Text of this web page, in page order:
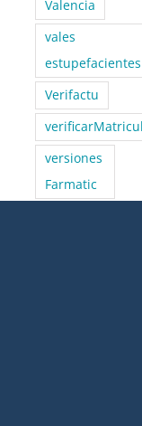
Valencia
vales
estupefacientes
Verifactu
versiones
Farmatic